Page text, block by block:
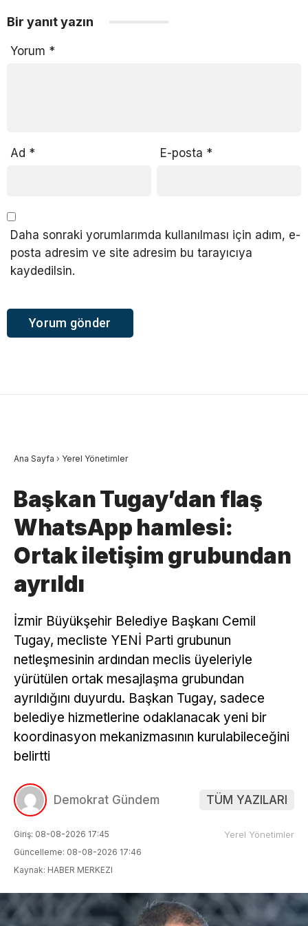
Bir yanıt yazın
Yorum *
Ad * E-posta *
Daha sonraki yorumlarımda kullanılması için adım, e-
posta adresim ve site adresim bu tarayıcıya
kaydedilsin.
Ana Sayfa › Yerel Yönetimler
Başkan Tugay’dan flaş
WhatsApp hamlesi:
Ortak iletişim grubundan
ayrıldı
İzmir Büyükşehir Belediye Başkanı Cemil
Tugay, mecliste YENİ Parti grubunun
netleşmesinin ardından meclis üyeleriyle
yürütülen ortak mesajlaşma grubundan
ayrıldığını duyurdu. Başkan Tugay, sadece
belediye hizmetlerine odaklanacak yeni bir
koordinasyon mekanizmasının kurulabileceğini
belirtti
Demokrat Gündem TÜM YAZILARI
Giriş: 08-08-2026 17:45
Güncelleme: 08-08-2026 17:46
Kaynak: HABER MERKEZI
Yerel Yönetimler